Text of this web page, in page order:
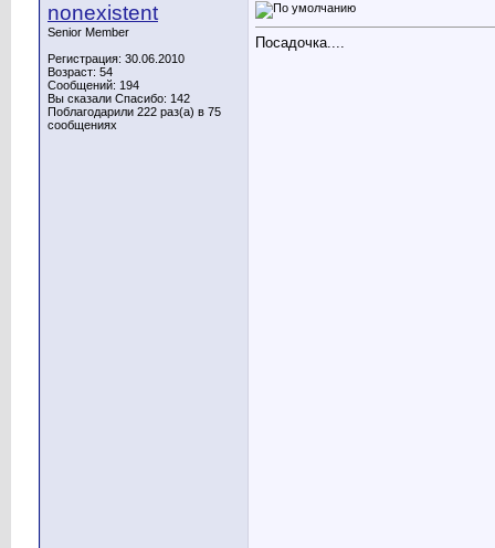
nonexistent
Senior Member
Регистрация: 30.06.2010
Возраст: 54
Сообщений: 194
Вы сказали Спасибо: 142
Поблагодарили 222 раз(а) в 75
сообщениях
Посадочка....